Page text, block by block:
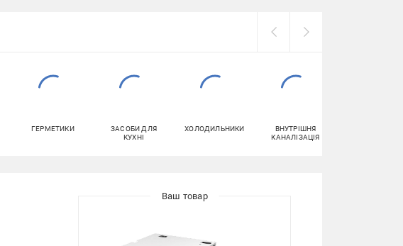
ГЕРМЕТИКИ
ЗАСОБИ ДЛЯ
КУХНІ
ХОЛОДИЛЬНИКИ
ВНУТРІШНЯ
КАНАЛІЗАЦІЯ